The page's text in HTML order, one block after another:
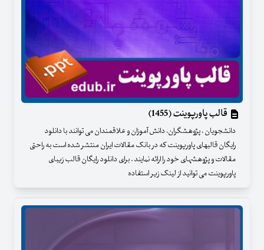
قالب پاورپوینت (1455)
دانشجویان ، پژوهشگران، دانش آموزان و علاقمندان می توانند با دانلود
رایگان قالبهای پاورپوینت که در بانک مقالات ایران منتشر شده است به راحتی
مقالات و پژوهشهای خود را ارائه نمایند . برای دانلود رایگان قالب زیبای
پاورپوینت می توانید از لینک زیر استفاده